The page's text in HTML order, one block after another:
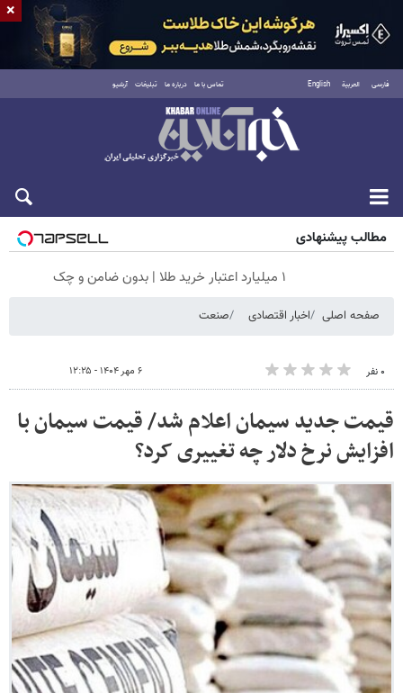
فارسی العربية English تماس با ما درباره ما تبلیغات آرشیو
شنبه ۱۷ مرداد ۱۴۰۵
مطالب پیشنهادی
۱ میلیارد اعتبار خرید طلا | بدون ضامن و چک
صفحه اصلی اخبار اقتصادی صنعت
۰ نفر ۶ مهر ۱۴۰۴ - ۱۲:۲۵
قیمت جدید سیمان اعلام شد/ قیمت سیمان با
افزایش نرخ دلار چه تغییری کرد؟
×